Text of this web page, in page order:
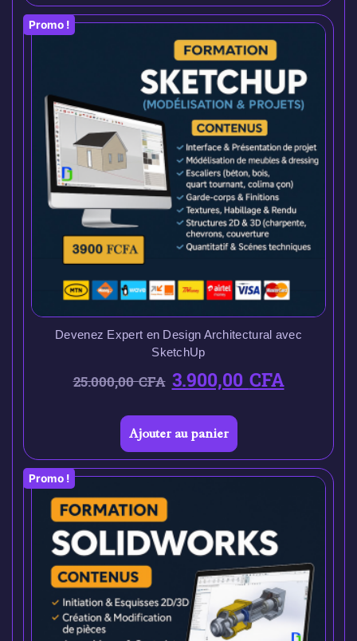
Promo !
Devenez Expert en Design Architectural avec
SketchUp
25.000,00CFA 3.900,00CFA
Ajouter au panier
Promo !